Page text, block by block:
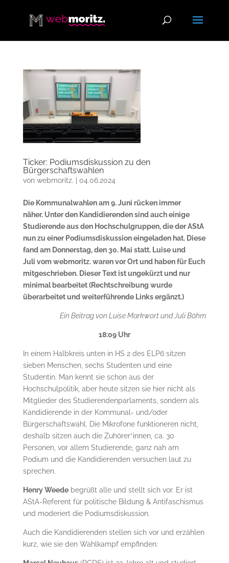
Ticker: Podiumsdiskussion zu den
Bürgerschaftswahlen
von webmoritz. 04.06.2024
Die Kommunalwahlen am 9. Juni rücken immer
näher. Unter den Kandidierenden sind auch einige
Studierende aus den Hochschulgruppen, die der AStA
nun zu einer Podiumsdiskussion eingeladen hat. Diese
fand am Donnerstag, den 30. Mai statt. Luise und
Juli vom webmoritz. waren vor Ort und haben für Euch
mitgeschrieben. Dieser Text ist ungekürzt und nur
minimal bearbeitet (Rechtschreibung wurde
überarbeitet und weiterführende Links ergänzt.)
Ein Beitrag von Luise Markwort und Juli Böhm
18:09 Uhr
In einem Halbkreis unten in HS 2 des ELP6 sitzen
sieben Menschen, sechs Studenten und eine
Studentin. Man kennt sie schon aus der
Hochschulpolitik, aber heute sitzen sie hier nicht als
Mitglieder des Studierendenparlaments, sondern als
Kandidierende in der Kommunal- und/oder
Bürgerschaftswahl. Die Mikrofone funktioneren nicht,
deshalb sitzen auch die Zuhörer*innen, ca. 30
Personen, vor allem Studierende, ganz nah am
Podium und die Kandidierenden versuchen laut zu
sprechen.
Henry Weedebegrüßt alle und stellt sich vor. Er ist
AStA-Referent für politische Bildung & Antifaschismus
und moderiert die Podiumsdiskussion.
Auch die Kandidierenden stellen sich vor und erzählen
kurz, wie sie den Wahlkampf empfinden: